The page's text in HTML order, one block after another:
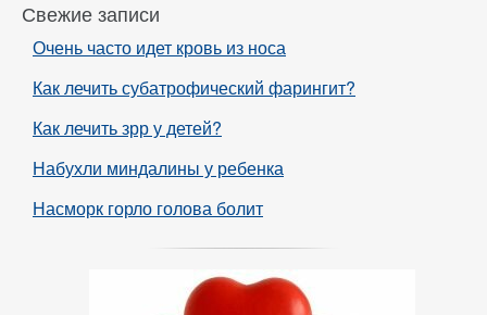
Свежие записи
Очень часто идет кровь из носа
Как лечить субатрофический фарингит?
Как лечить зрр у детей?
Набухли миндалины у ребенка
Насморк горло голова болит